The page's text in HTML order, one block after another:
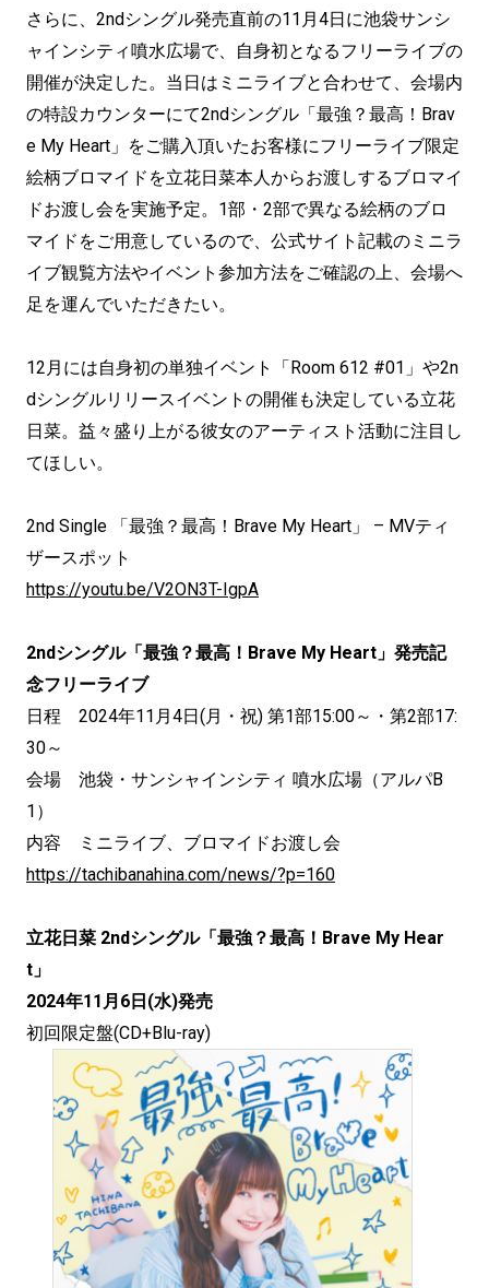
さらに、2ndシングル発売直前の11月4日に池袋サンシ
ャインシティ噴水広場で、自身初となるフリーライブの
開催が決定した。当日はミニライブと合わせて、会場内
の特設カウンターにて2ndシングル「最強？最高！Brav
e My Heart」をご購入頂いたお客様にフリーライブ限定
絵柄ブロマイドを立花日菜本人からお渡しするブロマイ
ドお渡し会を実施予定。1部・2部で異なる絵柄のブロ
マイドをご用意しているので、公式サイト記載のミニラ
イブ観覧方法やイベント参加方法をご確認の上、会場へ
足を運んでいただきたい。
12月には自身初の単独イベント「Room 612 #01」や2n
dシングルリリースイベントの開催も決定している立花
日菜。益々盛り上がる彼女のアーティスト活動に注目し
てほしい。
2nd Single 「最強？最高！Brave My Heart」 – MVティ
ザースポット
https://youtu.be/V2ON3T-IgpA
2ndシングル「最強？最高！Brave My Heart」発売記
念フリーライブ
日程 2024年11月4日(月・祝) 第1部15:00～・第2部17:
30～
会場 池袋・サンシャインシティ 噴水広場（アルパB
1）
内容 ミニライブ、ブロマイドお渡し会
https://tachibanahina.com/news/?p=160
立花日菜 2ndシングル「最強？最高！Brave My Hear
t」
2024年11月6日(水)発売
初回限定盤(CD+Blu-ray)